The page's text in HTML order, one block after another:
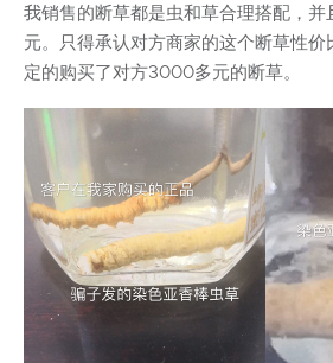
我销售的断草都是虫和草合理搭配，并
元。只得承认对方商家的这个断草性
定的购买了对方3000多元的断草。